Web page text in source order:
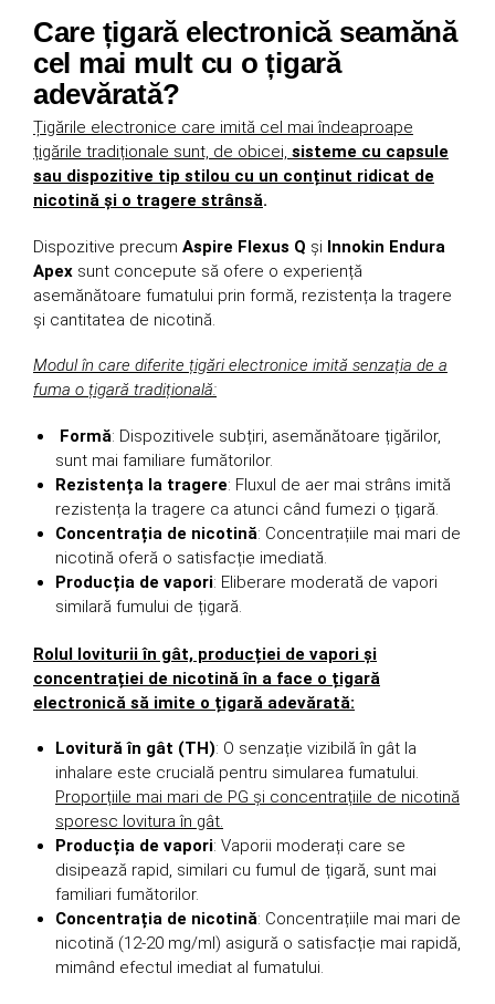
Care țigară electronică seamănă
cel mai mult cu o țigară
adevărată?
Țigările electronice care imită cel mai îndeaproape
țigările tradiționale sunt, de obicei, sisteme cu capsule
sau dispozitive tip stilou cu un conținut ridicat de
nicotină și o tragere strânsă.
Dispozitive precum Aspire Flexus Q și Innokin Endura
Apex sunt concepute să ofere o experiență
asemănătoare fumatului prin formă, rezistența la tragere
și cantitatea de nicotină.
Modul în care diferite țigări electronice imită senzația de a
fuma o țigară tradițională:
Formă: Dispozitivele subțiri, asemănătoare țigărilor,
sunt mai familiare fumătorilor.
Rezistența la tragere: Fluxul de aer mai strâns imită
rezistența la tragere ca atunci când fumezi o țigară.
Concentrația de nicotină: Concentrațiile mai mari de
nicotină oferă o satisfacție imediată.
Producția de vapori: Eliberare moderată de vapori
similară fumului de țigară.
Rolul loviturii în gât, producției de vapori și
concentrației de nicotină în a face o țigară
electronică să imite o țigară adevărată:
Lovitură în gât (TH): O senzație vizibilă în gât la
inhalare este crucială pentru simularea fumatului.
Proporțiile mai mari de PG și concentrațiile de nicotină
sporesc lovitura în gât.
Producția de vapori: Vaporii moderați care se
disipează rapid, similari cu fumul de țigară, sunt mai
familiari fumătorilor.
Concentrația de nicotină: Concentrațiile mai mari de
nicotină (12-20 mg/ml) asigură o satisfacție mai rapidă,
mimând efectul imediat al fumatului.